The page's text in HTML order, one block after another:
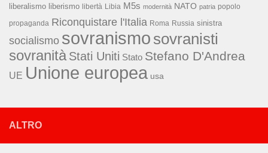
liberalismo liberismo libertà Libia M5s modernità NATO patria popolo
propaganda Riconquistare l'Italia Roma Russia sinistra
socialismo sovranismo sovranisti
sovranità Stati Uniti Stato Stefano D'Andrea
UE Unione europea usa
ALTRO